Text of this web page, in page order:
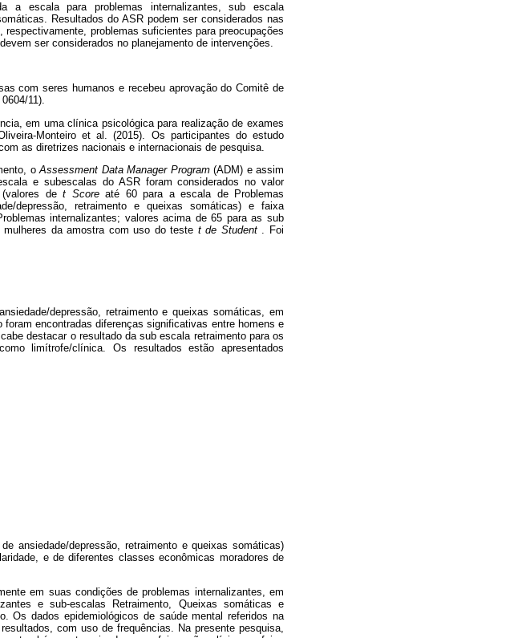
a escala para problemas internalizantes, sub escala
Resultados do ASR podem ser considerados nas
problemas suficientes para preocupações
ser considerados no planejamento de intervenções.
com seres humanos e recebeu aprovação do Comitê de
11).
em uma clínica psicológica para realização de exames
Monteiro et al. (2015). Os participantes do estudo
as diretrizes nacionais e internacionais de pesquisa.
oAssessment Data Manager Program(ADM) e assim
e subescalas do ASR foram considerados no valor
(valores det Scoreaté 60 para a escala de Problemas
depressão, retraimento e queixas somáticas) e faixa
internalizantes; valores acima de 65 para as sub
da amostra com uso do teste t de Student. Foi
depressão, retraimento e queixas somáticas, em
encontradas diferenças significativas entre homens e
destacar o resultado da sub escala retraimento para os
limítrofe/clínica. Os resultados estão apresentados
ansiedade/depressão, retraimento e queixas somáticas)
e de diferentes classes econômicas moradores de
em suas condições de problemas internalizantes, em
e sub-escalas Retraimento, Queixas somáticas e
Os dados epidemiológicos de saúde mental referidos na
com uso de frequências. Na presente pesquisa,